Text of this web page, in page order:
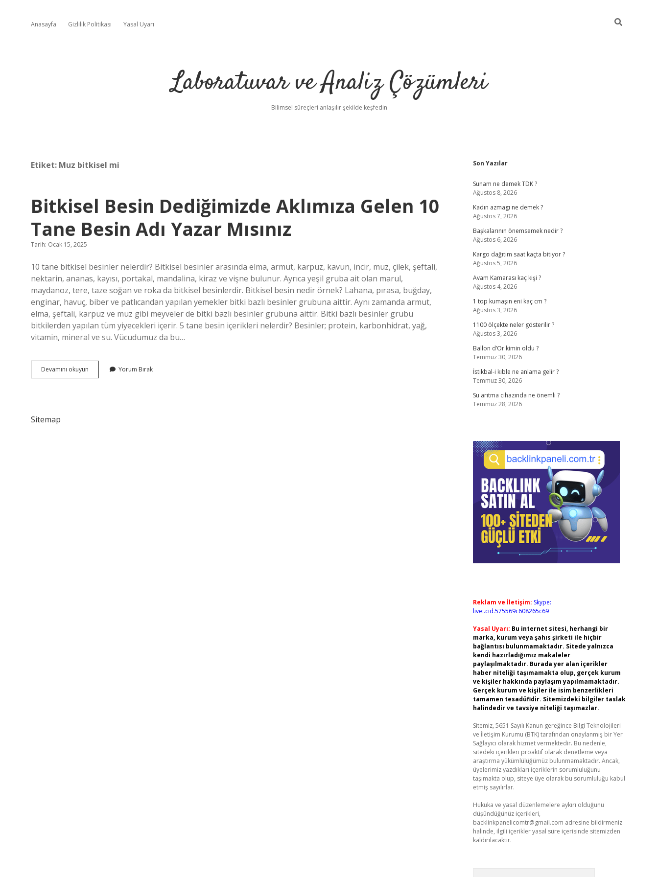
Anasayfa Gizlilik Politikası Yasal Uyarı
Laboratuvar ve Analiz Çözümleri
Bilimsel süreçleri anlaşılır şekilde keşfedin
Etiket: Muz bitkisel mi
Bitkisel Besin Dediğimizde Aklımıza Gelen 10
Tane Besin Adı Yazar Mısınız
Tarih: Ocak 15, 2025
10 tane bitkisel besinler nelerdir? Bitkisel besinler arasında elma, armut, karpuz, kavun, incir, muz, çilek, şeftali,
nektarin, ananas, kayısı, portakal, mandalina, kiraz ve vişne bulunur. Ayrıca yeşil gruba ait olan marul,
maydanoz, tere, taze soğan ve roka da bitkisel besinlerdir. Bitkisel besin nedir örnek? Lahana, pırasa, buğday,
enginar, havuç, biber ve patlıcandan yapılan yemekler bitki bazlı besinler grubuna aittir. Aynı zamanda armut,
elma, şeftali, karpuz ve muz gibi meyveler de bitki bazlı besinler grubuna aittir. Bitki bazlı besinler grubu
bitkilerden yapılan tüm yiyecekleri içerir. 5 tane besin içerikleri nelerdir? Besinler; protein, karbonhidrat, yağ,
vitamin, mineral ve su. Vücudumuz da bu…
Devamını okuyun
Besin
Yorum Bırak
Sitemap
Sidebar
Son Yazılar
Sunam ne demek TDK ?
Ağustos 8, 2026
Kadın azmagı ne demek ?
Ağustos 7, 2026
Başkalarının önemsemek nedir ?
Ağustos 6, 2026
Kargo dağıtım saat kaçta bitiyor ?
Ağustos 5, 2026
Avam Kamarası kaç kişi ?
Ağustos 4, 2026
1 top kumaşın eni kaç cm ?
Ağustos 3, 2026
1100 ölçekte neler gösterilir ?
Ağustos 3, 2026
Ballon d’Or kimin oldu ?
Temmuz 30, 2026
İstikbal-i kıble ne anlama gelir ?
Temmuz 30, 2026
Su arıtma cihazında ne önemli ?
Temmuz 28, 2026
Reklam ve İletişim: Skype:
live:.cid.575569c608265c69
Yasal Uyarı: Bu internet sitesi, herhangi bir
marka, kurum veya şahıs şirketi ile hiçbir
bağlantısı bulunmamaktadır. Sitede yalnızca
kendi hazırladığımız makaleler
paylaşılmaktadır. Burada yer alan içerikler
haber niteliği taşımamakta olup, gerçek kurum
ve kişiler hakkında paylaşım yapılmamaktadır.
Gerçek kurum ve kişiler ile isim benzerlikleri
tamamen tesadüfidir. Sitemizdeki bilgiler taslak
halindedir ve tavsiye niteliği taşımazlar.
Sitemiz, 5651 Sayılı Kanun gereğince Bilgi Teknolojileri
ve İletişim Kurumu (BTK) tarafından onaylanmış bir Yer
Sağlayıcı olarak hizmet vermektedir. Bu nedenle,
sitedeki içerikleri proaktif olarak denetleme veya
araştırma yükümlülüğümüz bulunmamaktadır. Ancak,
üyelerimiz yazdıkları içeriklerin sorumluluğunu
taşımakta olup, siteye üye olarak bu sorumluluğu kabul
etmiş sayılırlar.
Hukuka ve yasal düzenlemelere aykırı olduğunu
düşündüğünüz içerikleri,
backlinkpanelicomtr@gmail.com adresine bildirmeniz
halinde, ilgili içerikler yasal süre içerisinde sitemizden
kaldırılacaktır.